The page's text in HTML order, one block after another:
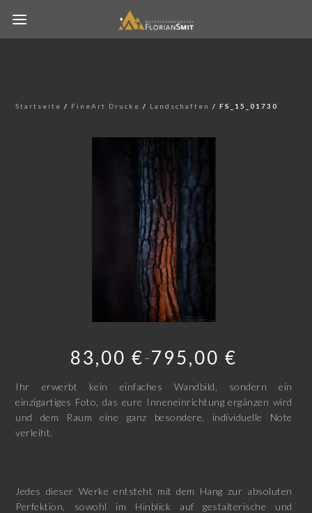
Startseite / FineArt Drucke / Landschaften / FS_15_01730
83,00€ –795,00 €
Ihr erwerbt kein einfaches Wandbild, sondern ein
einzigartiges Foto, das eure Inneneinrichtung ergänzen wird
und dem Raum eine ganz besondere, individuelle Note
verleiht.
Jedes dieser Werke entsteht mit dem Hang zur absoluten
Perfektion, sowohl im Hinblick auf gestalterische und